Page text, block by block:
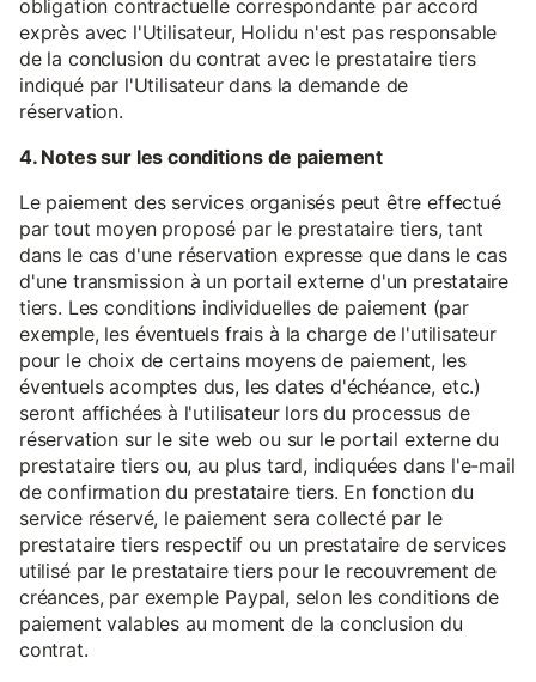
obligation contractuelle correspondante par accord
exprès avec l'Utilisateur, Holidu n'est pas responsable
de la conclusion du contrat avec le prestataire tiers
indiqué par l'Utilisateur dans la demande de
réservation.
4. Notes sur les conditions de paiement
Le paiement des services organisés peut être effectué
par tout moyen proposé par le prestataire tiers, tant
dans le cas d'une réservation expresse que dans le cas
d'une transmission à un portail externe d'un prestataire
tiers. Les conditions individuelles de paiement (par
exemple, les éventuels frais à la charge de l'utilisateur
pour le choix de certains moyens de paiement, les
éventuels acomptes dus, les dates d'échéance, etc.)
seront affichées à l'utilisateur lors du processus de
réservation sur le site web ou sur le portail externe du
prestataire tiers ou, au plus tard, indiquées dans l'e-mail
de confirmation du prestataire tiers. En fonction du
service réservé, le paiement sera collecté par le
prestataire tiers respectif ou un prestataire de services
utilisé par le prestataire tiers pour le recouvrement de
créances, par exemple Paypal, selon les conditions de
paiement valables au moment de la conclusion du
contrat.